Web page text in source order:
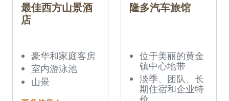
最佳西方山景酒
店
豪华和家庭客房
室内游泳池
山景
隆多汽车旅馆
位于美丽的黄金
镇中心地带
淡季、团队、长
期住宿和企业特